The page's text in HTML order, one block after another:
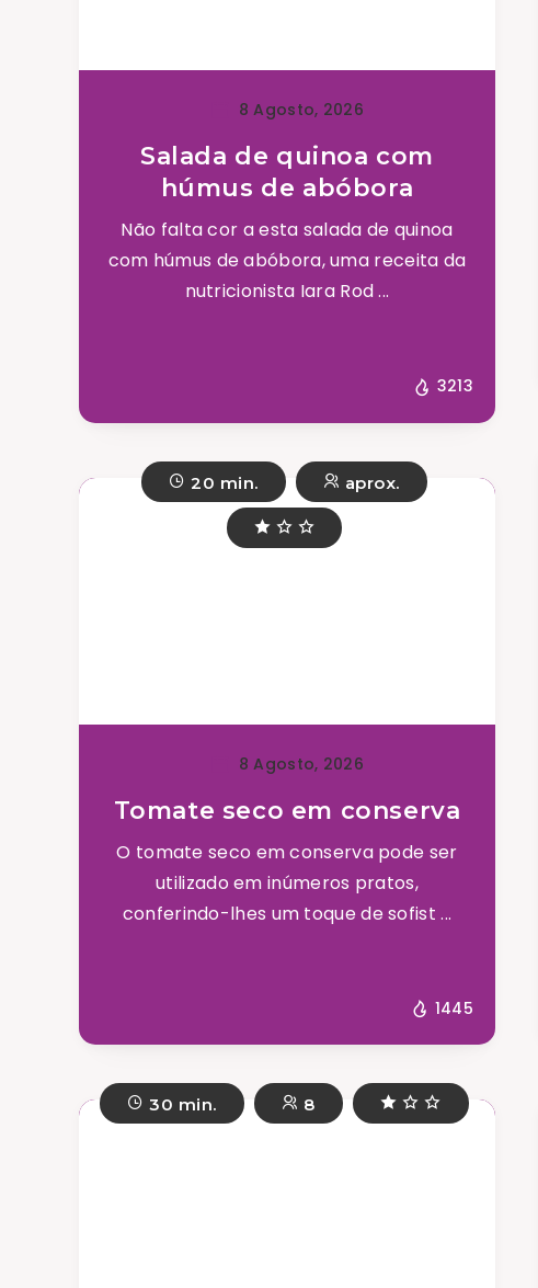
8 Agosto, 2026
Salada de quinoa com
húmus de abóbora
Não falta cor a esta salada de quinoa
com húmus de abóbora, uma receita da
nutricionista Iara Rod ...
3213
20 min. aprox.
8 Agosto, 2026
Tomate seco em conserva
O tomate seco em conserva pode ser
utilizado em inúmeros pratos,
conferindo-lhes um toque de sofist ...
1445
30 min. 8